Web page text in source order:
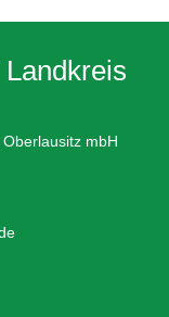
mbH